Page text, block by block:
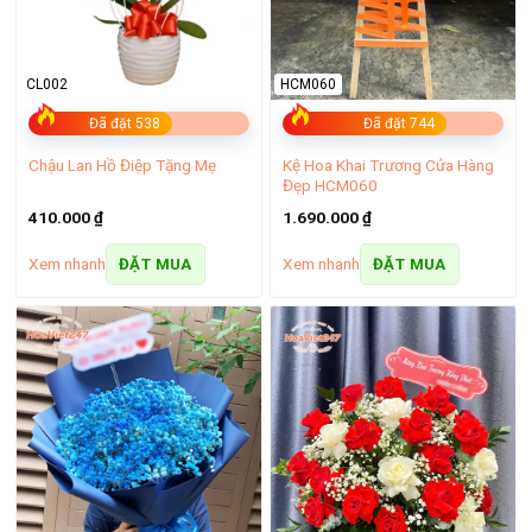
Cửa hàng hoa tươi Mê Linh – Dịch vụ chất lượng
Ưu đãi hấp dẫn
100% sản phẩm hoa tươi chúng tôi cung cấp luôn đảm bảo
hàng chính hãng, uy tín, giống hình 70-90% và chúng tôi chụp
ảnh nghiệm thu cho khách hàng trước khi giao hàng. Đảm
Đã đặt 538
CL002
Chậu Lan Hồ Điệp Tặng Mẹ
410.000₫
Xem nhanh ĐẶT MUA
Đã đặt 744
HCM060
Kệ Hoa Khai Trương Cửa Hàng
Đẹp HCM060
1.690.000₫
Xem nhanh ĐẶT MUA